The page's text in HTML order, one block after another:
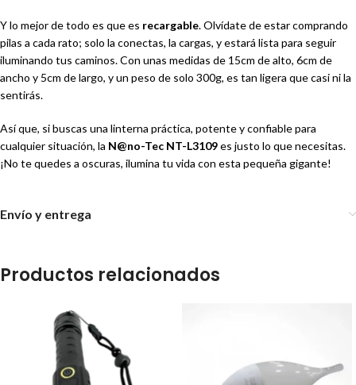
Y lo mejor de todo es que es recargable. Olvídate de estar comprando
pilas a cada rato; solo la conectas, la cargas, y estará lista para seguir
iluminando tus caminos. Con unas medidas de 15cm de alto, 6cm de
ancho y 5cm de largo, y un peso de solo 300g, es tan ligera que casi ni la
sentirás.
Así que, si buscas una linterna práctica, potente y confiable para
cualquier situación, la N@no-Tec NT-L3109es justo lo que necesitas.
¡No te quedes a oscuras, ilumina tu vida con esta pequeña gigante!
Envío y entrega
Productos relacionados